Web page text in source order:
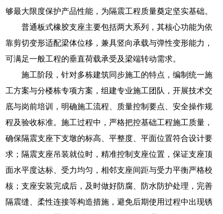
够最大限度保护产品性能，为隔震工程质量奠定坚实基础。
普通板式橡胶支座主要包括两大系列，其核心功能为依
靠剪切变形适配梁体位移，兼具竖向承载与弹性变形能力，
可满足一般工程的垂直荷载承受及梁端转动需求。
施工阶段，针对多栋建筑同步施工的特点，编制统一施
工方案与分楼栋专项方案，组建专业施工团队，开展技术交
底与岗前培训，明确施工流程、质量控制要点、安全操作规
程及验收标准。施工过程中，严格把控基础工程施工质量，
确保隔震支座下支墩的标高、平整度、平面位置符合设计要
求；隔震支座吊装就位时，精准控制支座位置，保证支座顶
面水平度达标、受力均匀，相邻支座间距与受力平衡严格校
核；支座安装完成后，及时做好防腐、防水防护处理，完善
隔震缝、柔性连接等构造措施，避免后期使用过程中出现锈